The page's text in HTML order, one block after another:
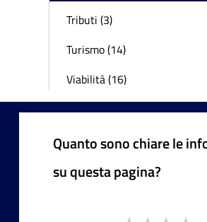
Tributi (3)
Turismo (14)
Viabilità (16)
Quanto sono chiare le
su questa pagina?